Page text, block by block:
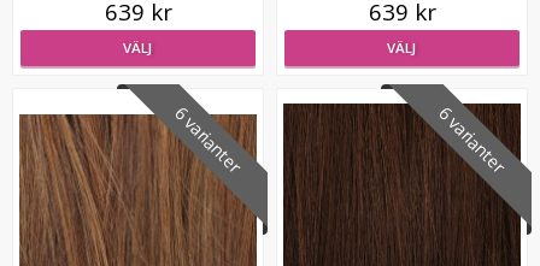
#1 Svart - Original äkta löshår remy nagelslingor
★★ ★ ★★
639 kr
VÄLJ
639 kr
VÄLJ
6 varianter 6 varianter